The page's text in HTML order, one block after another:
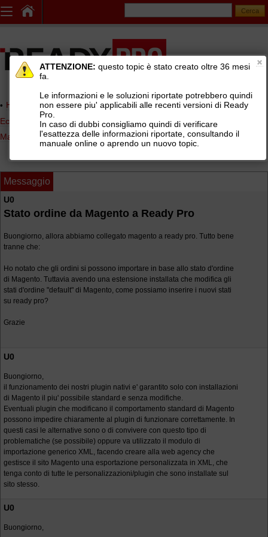
Home page> AREE DI SUPPORTO TECNICO GRATUITO>
Ecommerce di terze parti (Shopify, WooCommerce, Prestashop,
Magento, ...)>Magento
Messaggio
U0
Stato ordine da Magento a Ready Pro
Buongiorno, allora abbiamo collegato magento a ready pro. Tutto bene
tranne che:
Ho notato che gli ordini si possono importare in base allo stato d'ordine
di Magento. Tuttavia avendo una estensione installata che modifica gli
stati d'ordine "default" di Magento, come possiamo inserire i nuovi stati
su ready pro?
Grazie
U0
Buongiorno,
il funzionamento dei nostri plugin nativi e' garantito solo con installazioni
di Magento il piu' possibile standard e senza modifiche.
Eventuali plugin che modificano il comportamento standard di Magento
possono impedire chiaramente al plugin di funzionare correttamente. In
questi casi le alternative sono o di convivere con questo tipo di
problematiche (se possibile) oppure va utilizzato il modulo di
importazione generico XML, facendo creare alla web agency che
gestisce il sito Magento una esportazione personalizzata in XML, che
tenga conto di tutte le personalizzazioni/plugin che sono installate sul
sito stesso.
U0
Buongiorno,
ATTENZIONE: questo topic è stato creato oltre 36 mesi
fa.
Le informazioni e le soluzioni riportate potrebbero quindi
non essere piu' applicabili alle recenti versioni di Ready
Pro.
In caso di dubbi consigliamo quindi di verificare
l'esattezza delle informazioni riportate, consultando il
manuale online o aprendo un nuovo topic.